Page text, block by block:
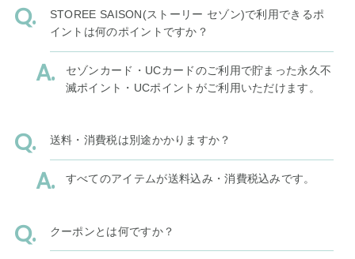
STOREE SAISON(ストーリー セゾン)で利用できるポ
イントは何のポイントですか？
セゾンカード・UCカードのご利用で貯まった永久不
滅ポイント・UCポイントがご利用いただけます。
送料・消費税は別途かかりますか？
すべてのアイテムが送料込み・消費税込みです。
クーポンとは何ですか？